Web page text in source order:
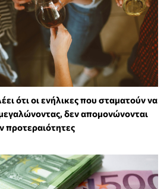
ότι οι ενήλικες που σταματούν να
δεν απομονώνονται
προτεραιότητες